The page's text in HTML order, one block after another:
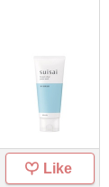
Like